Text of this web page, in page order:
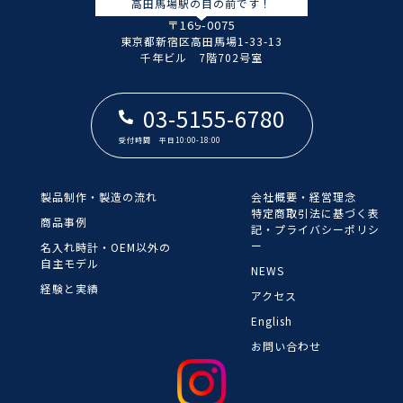
〒169-0075
東京都新宿区高田馬場1-33-13
​​​​​​​千年ビル 7階702号室
03-5155-6780
受付時間 平日10:00-18:00
製品制作・製造の流れ
商品事例
名入れ時計・OEM以外の
自主モデル
経験と実績
会社概要・経営理念
​​​​​​​特定商取引法に基づく表
記・プライバシーポリシ
ー
NEWS
アクセス
English
お問い合わせ